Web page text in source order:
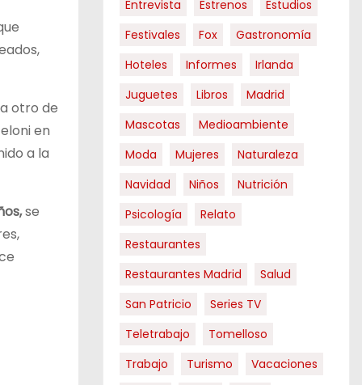
otro de
en
a la
se
Entrevista
Estrenos
Estudios
Festivales
Fox
Gastronomía
Hoteles
Informes
Irlanda
Juguetes
Libros
Madrid
Mascotas
Medioambiente
Moda
Mujeres
Naturaleza
Navidad
Niños
Nutrición
Psicología
Relato
Restaurantes
Restaurantes Madrid
Salud
San Patricio
Series TV
Teletrabajo
Tomelloso
Trabajo
Turismo
Vacaciones